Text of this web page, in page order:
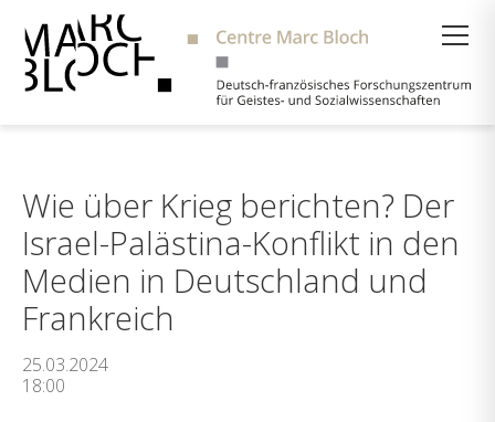
Wie über Krieg berichten? Der
Israel-Palästina-Konflikt in den
Medien in Deutschland und
Frankreich
25.03.2024
18:00